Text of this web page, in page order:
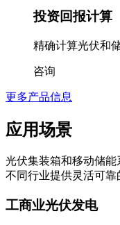
投资回报计算
精确计算光伏和
咨询
更多产品信息
应用场景
光伏集装箱和移动储
不同行业提供灵活可靠
工商业光伏发电